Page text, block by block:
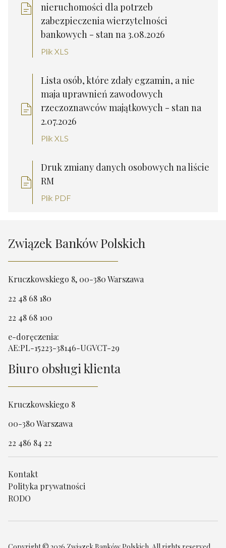
nieruchomości dla potrzeb
zabezpieczenia wierzytelności
bankowych - stan na 3.08.2026
Plik XLS
Lista osób, które zdały egzamin, a nie
maja uprawnień zawodowych
rzeczoznawców majątkowych - stan na
2.07.2026
Plik XLS
Druk zmiany danych osobowych na liście
RM
Plik PDF
Związek Banków Polskich
Kruczkowskiego 8, 00-380 Warszawa
22 48 68 180
22 48 68 100
e-doręczenia:
AE:PL-15223-38146-UGVCT-29
Biuro obsługi klienta
Kruczkowskiego 8
00-380 Warszawa
22 486 84 22
Kontakt
Polityka prywatności
RODO